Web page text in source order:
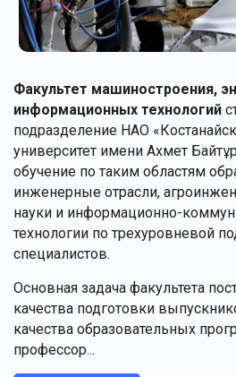
Факультет машиностроения,
информационных технологий
подразделение НАО
университет имени Ахмет
обучение по таким областям
инженерные отрасли,
науки и информационно-
технологии по трехуровневой
специалистов.
Основная задача факультета
качества подготовки
качества образовательных
профессор...